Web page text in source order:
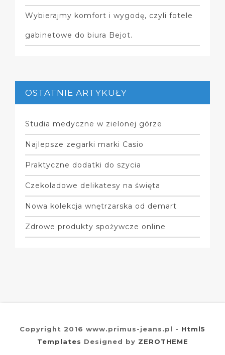
Wybierajmy komfort i wygodę, czyli fotele
gabinetowe do biura Bejot.
OSTATNIE ARTYKUŁY
Studia medyczne w zielonej górze
Najlepsze zegarki marki Casio
Praktyczne dodatki do szycia
Czekoladowe delikatesy na święta
Nowa kolekcja wnętrzarska od demart
Zdrowe produkty spożywcze online
Copyright 2016 www.primus-jeans.pl - Html5
Templates Designed by ZEROTHEME